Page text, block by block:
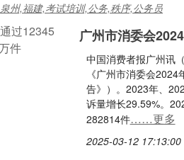
泉州,福建,考试培训,公务,秩序,公务员
广州市消委会
中国消费者报广州讯
《广州市消委会
告》）。2023年、
诉量增长29.59%。
282814件……更多
2025-03-12 17:13:00